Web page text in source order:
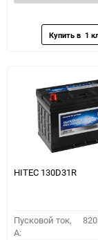
HITEC 130D31R
Пусковой ток,
A:
820